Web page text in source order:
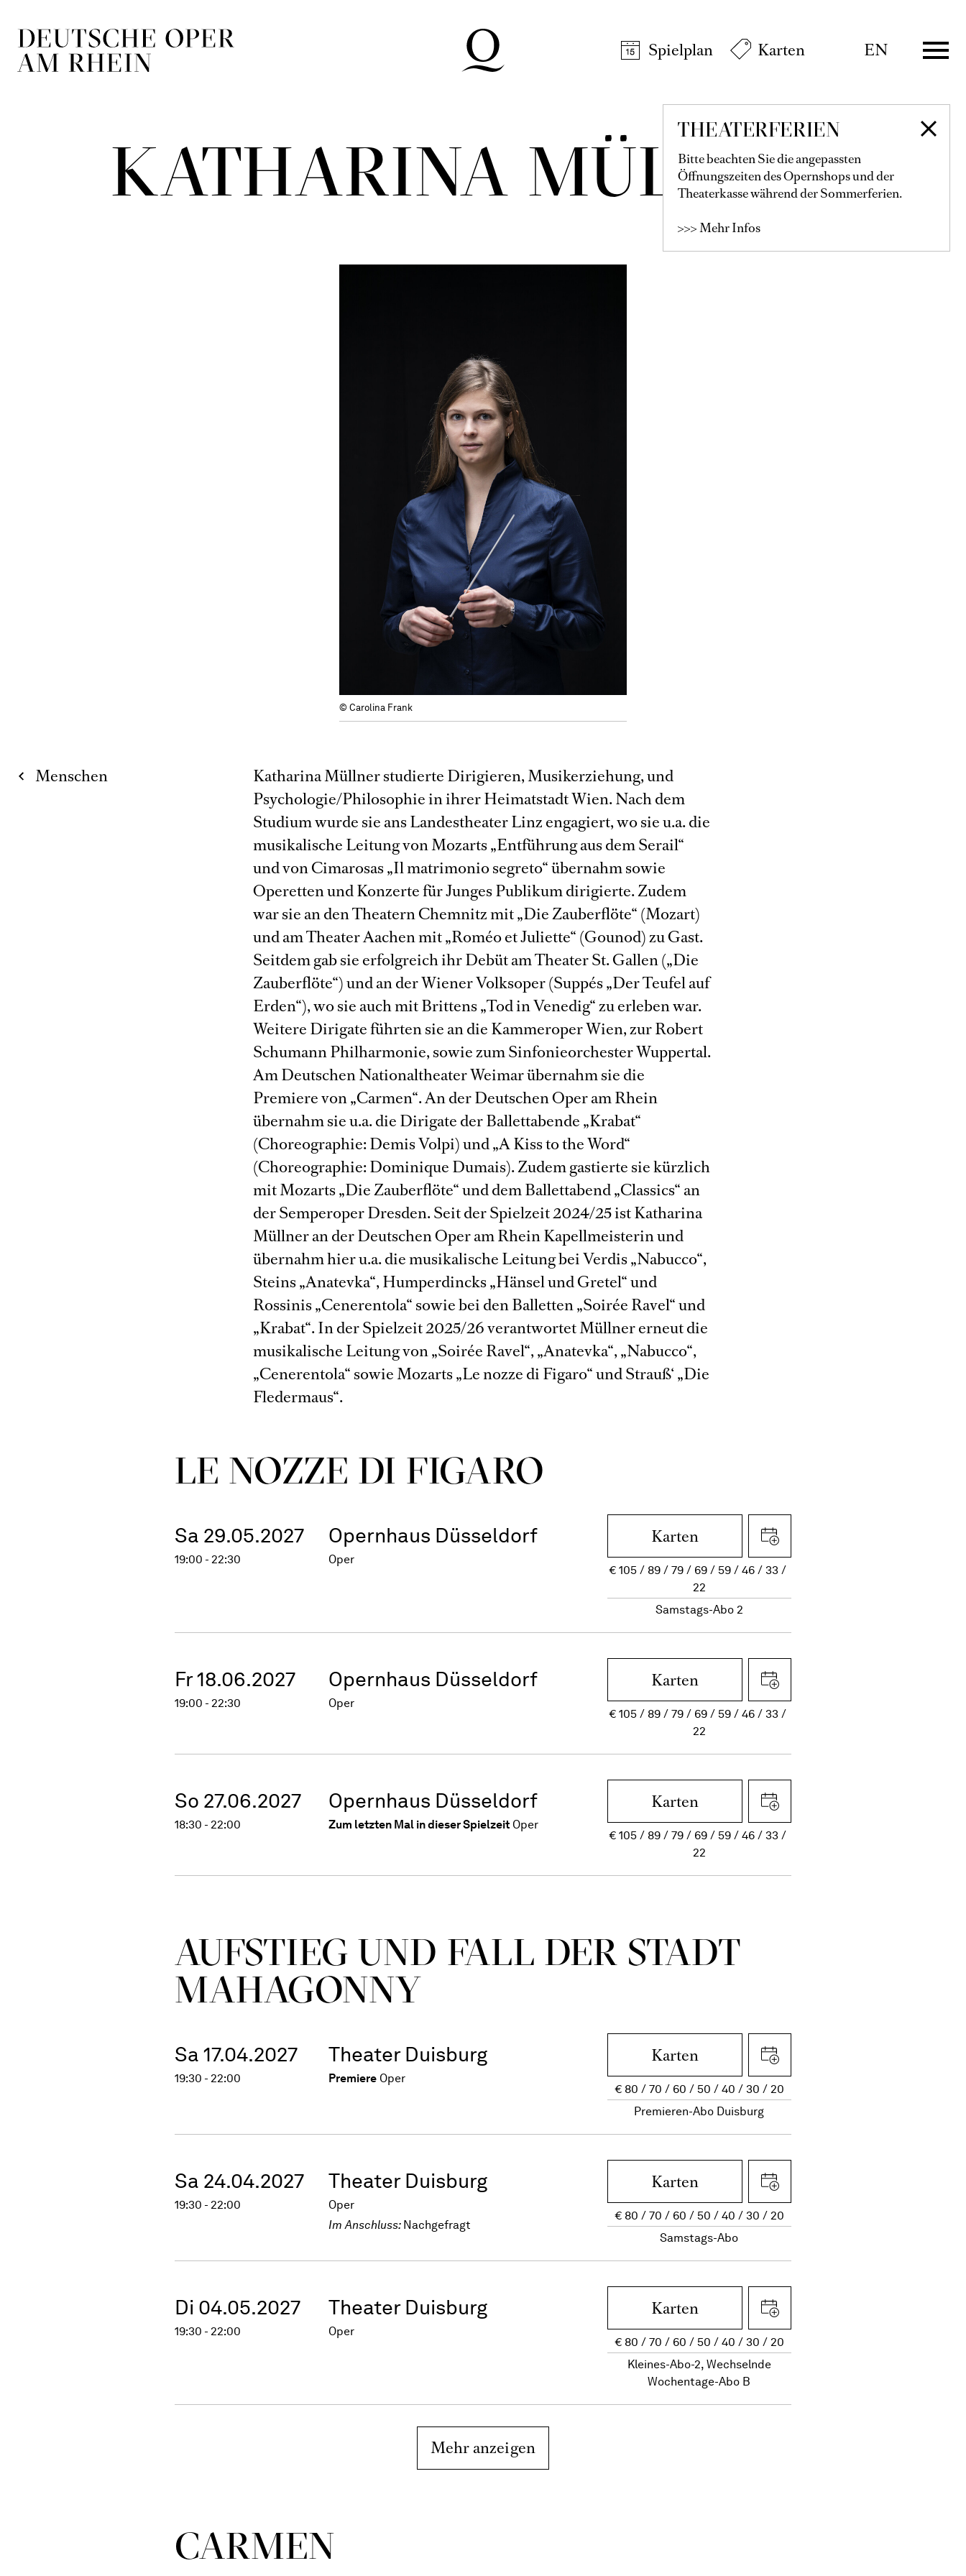
Spielplan
Karten EN
THEATERFERIEN
Bitte beachten Sie die angepassten
Öffnungszeiten des Opernshops und der
Theaterkasse während der Sommerferien.
>>> Mehr Infos
KATHARINA MÜLLNER
© Carolina Frank
Menschen
Katharina Müllner studierte Dirigieren, Musikerziehung, und
Psychologie/Philosophie in ihrer Heimatstadt Wien. Nach dem
Studium wurde sie ans Landestheater Linz engagiert, wo sie u.a. die
musikalische Leitung von Mozarts „Entführung aus dem Serail“
und von Cimarosas „Il matrimonio segreto“ übernahm sowie
Operetten und Konzerte für Junges Publikum dirigierte. Zudem
war sie an den Theatern Chemnitz mit „Die Zauberflöte“ (Mozart)
und am Theater Aachen mit „Roméo et Juliette“ (Gounod) zu Gast.
Seitdem gab sie erfolgreich ihr Debüt am Theater St. Gallen („Die
Zauberflöte“) und an der Wiener Volksoper (Suppés „Der Teufel auf
Erden“), wo sie auch mit Brittens „Tod in Venedig“ zu erleben war.
Weitere Dirigate führten sie an die Kammeroper Wien, zur Robert
Schumann Philharmonie, sowie zum Sinfonieorchester Wuppertal.
Am Deutschen Nationaltheater Weimar übernahm sie die
Premiere von „Carmen“. An der Deutschen Oper am Rhein
übernahm sie u.a. die Dirigate der Ballettabende „Krabat“
(Choreographie: Demis Volpi) und „A Kiss to the Word“
(Choreographie: Dominique Dumais). Zudem gastierte sie kürzlich
mit Mozarts „Die Zauberflöte“ und dem Ballettabend „Classics“ an
der Semperoper Dresden. Seit der Spielzeit 2024/25 ist Katharina
Müllner an der Deutschen Oper am Rhein Kapellmeisterin und
übernahm hier u.a. die musikalische Leitung bei Verdis „Nabucco“,
Steins „Anatevka“, Humperdincks „Hänsel und Gretel“ und
Rossinis „Cenerentola“ sowie bei den Balletten „Soirée Ravel“ und
„Krabat“. In der Spielzeit 2025/26 verantwortet Müllner erneut die
musikalische Leitung von „Soirée Ravel“, „Anatevka“, „Nabucco“,
„Cenerentola“ sowie Mozarts „Le nozze di Figaro“ und Strauß‘ „Die
Fledermaus“.
LE NOZZE DI FIGARO
Sa 29.05.2027 Opernhaus Düsseldorf
19:00 - 22:30 Oper
Karten
€105 89 79 69 59 46
33
22
Samstags-Abo 2
Fr 18.06.2027 Opernhaus Düsseldorf
19:00 - 22:30 Oper
Karten
€105 89 79 69 59 46
33
22
So 27.06.2027 Opernhaus Düsseldorf
18:30 - 22:00 Zum letzten Mal in dieser Spielzeit Oper
Karten
€105 89 79 69 59 46
33
22
AUFSTIEG UND FALL DER STADT
MAHAGONNY
Sa 17.04.2027 Theater Duisburg
19:30 - 22:00 Premiere Oper
Karten
€ 80 70 60 50 40 30
20
Premieren-Abo Duisburg
Sa 24.04.2027 Theater Duisburg
19:30 - 22:00
Oper
Im Anschluss: Nachgefragt
Karten
€ 80 70 60 50 40 30
20
Samstags-Abo
Di 04.05.2027 Theater Duisburg
19:30 - 22:00 Oper
Karten
€ 80 70 60 50 40 30
20
Kleines-Abo-2, Wechselnde
Wochentage-Abo B
Mehr anzeigen
CARMEN